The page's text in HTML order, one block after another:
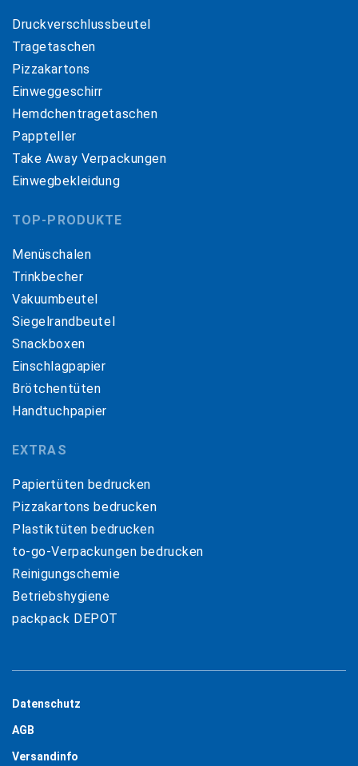
Druckverschlussbeutel
Tragetaschen
Pizzakartons
Einweggeschirr
Hemdchentragetaschen
Pappteller
Take Away Verpackungen
Einwegbekleidung
TOP-PRODUKTE
Menüschalen
Trinkbecher
Vakuumbeutel
Siegelrandbeutel
Snackboxen
Einschlagpapier
Brötchentüten
Handtuchpapier
EXTRAS
Papiertüten bedrucken
Pizzakartons bedrucken
Plastiktüten bedrucken
to-go-Verpackungen bedrucken
Reinigungschemie
Betriebshygiene
packpack DEPOT
Datenschutz
AGB
Versandinfo